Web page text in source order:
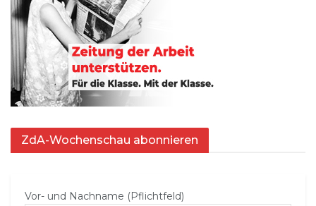
ZdA-Wochenschau abonnieren
Vor- und Nachname (Pflichtfeld)